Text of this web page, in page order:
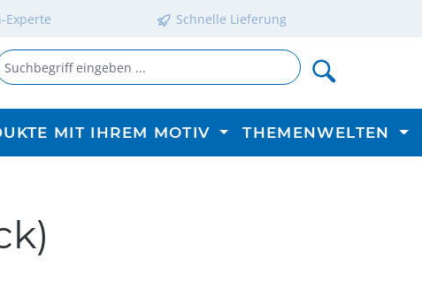
Experte Schnelle Lieferung
MIT IHREM MOTIV THEMENWELTEN